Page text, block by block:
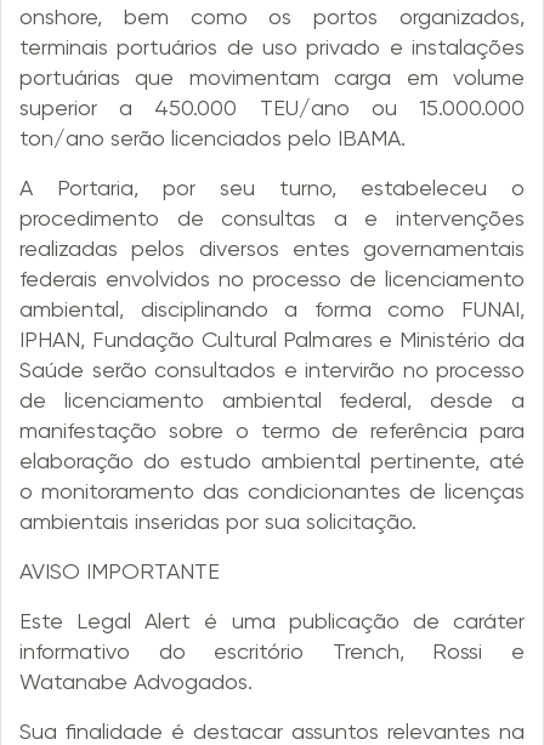
onshore, bem como os portos organizados,
terminais portuários de uso privado e instalações
portuárias que movimentam carga em volume
superior a 450.000 TEU/ano ou 15.000.000
ton/ano serão licenciados pelo IBAMA.
A Portaria, por seu turno, estabeleceu o
procedimento de consultas a e intervenções
realizadas pelos diversos entes governamentais
federais envolvidos no processo de licenciamento
ambiental, disciplinando a forma como FUNAI,
IPHAN, Fundação Cultural Palmares e Ministério da
Saúde serão consultados e intervirão no processo
de licenciamento ambiental federal, desde a
manifestação sobre o termo de referência para
elaboração do estudo ambiental pertinente, até
o monitoramento das condicionantes de licenças
ambientais inseridas por sua solicitação.
AVISO IMPORTANTE
Este Legal Alert é uma publicação de caráter
informativo do escritório Trench, Rossi e
Watanabe Advogados.
Sua finalidade é destacar assuntos relevantes na